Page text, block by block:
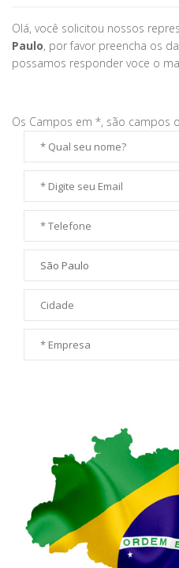
Olá, você solicitou nossos
Paulo, por favor preencha os
possamos responder voce o
Os Campos em *, são campos